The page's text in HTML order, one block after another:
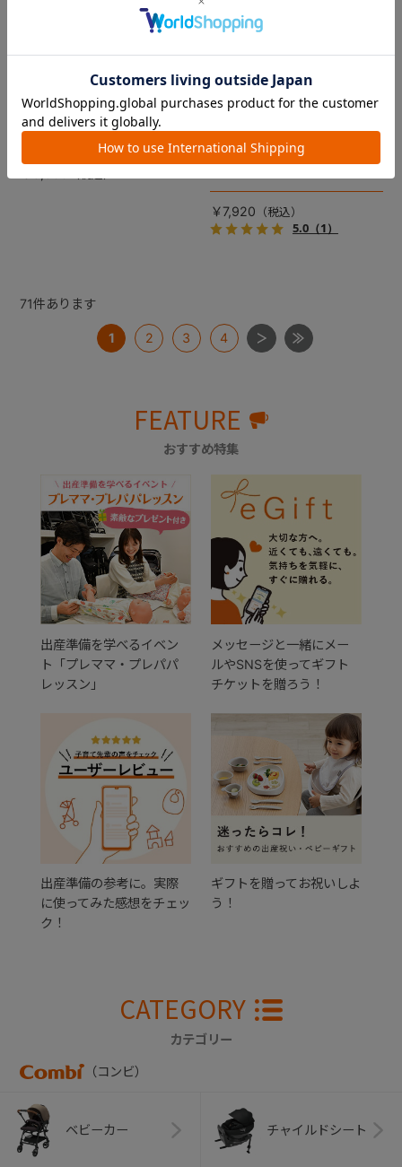
コムペット リバーシブルコン
裏面は接触冷感生地で暑い季
節も快適！ペットカートをお
しゃれに・かわいく・かっこ
DRAGON QUEST PETs コン
フォートクッション スライム
【コムペット ペットカート
用】
愛車の目印に！ふわふわ生地
あごのせクッション。
￥7,920
5.0（1）
71件あります
1 2 3 4
FEATURE
おすすめ特集
出産準備を学べるイベン
ト「プレママ・プレパパ
レッスン」
メッセージと一緒にメー
ルやSNSを使ってギフト
チケットを贈ろう！
出産準備の参考に。実際
に使ってみた感想をチェッ
ク！
ギフトを贈ってお祝いしよ
う！
CATEGORY
カテゴリー
（コンビ）
ベビーカー チャイルドシート